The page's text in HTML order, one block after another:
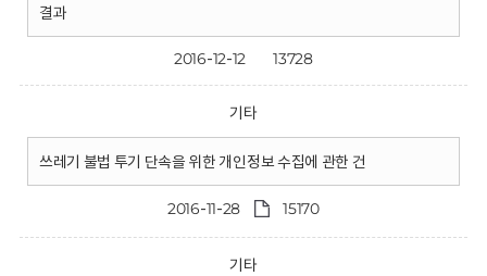
결과
2016-12-12 13728
기타
쓰레기 불법 투기 단속을 위한 개인정보 수집에 관한 건
2016-11-28 15170
기타